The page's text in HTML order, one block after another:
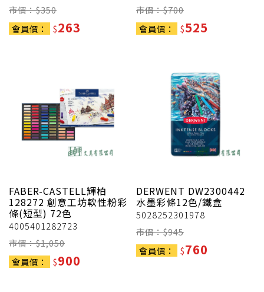
市價：$350
會員價：
$263
市價：$700
會員價：
$525
FABER-CASTELL輝柏
128272 創意工坊軟性粉彩
條(短型) 72色
4005401282723
市價：$1,050
會員價：
$900
DERWENT DW2300442
水墨彩條12色/鐵盒
5028252301978
市價：$945
會員價：
$760